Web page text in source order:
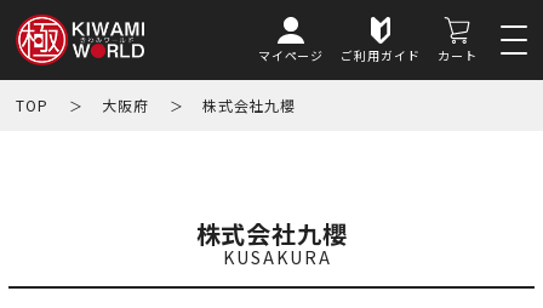
マイページ ご利用ガイド カート
TOP 大阪府 株式会社九櫻
株式会社九櫻
KUSAKURA